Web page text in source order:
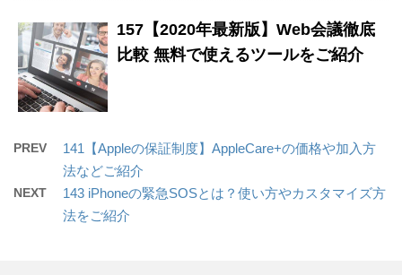
157【2020年最新版】Web会議徹底
比較 無料で使えるツールをご紹介
PREV
141【Appleの保証制度】AppleCare+の価格や加入方
法などご紹介
NEXT
143 iPhoneの緊急SOSとは？使い方やカスタマイズ方
法をご紹介